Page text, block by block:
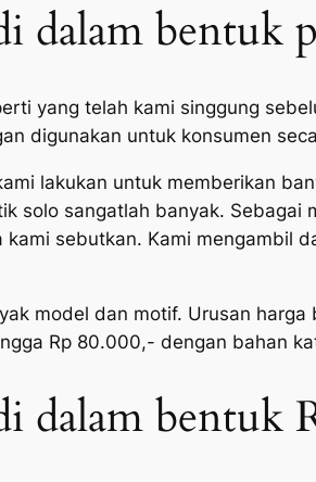
dalam bentuk
yang telah kami singgung
digunakan untuk konsumen
lakukan untuk memberikan
solo sangatlah banyak. Sebagai
sebutkan. Kami mengambil
model dan motif. Urusan
Rp 80.000,- dengan bahan
bentuk